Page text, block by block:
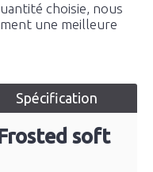
choisie, nous
une meilleure
Spécification
soft